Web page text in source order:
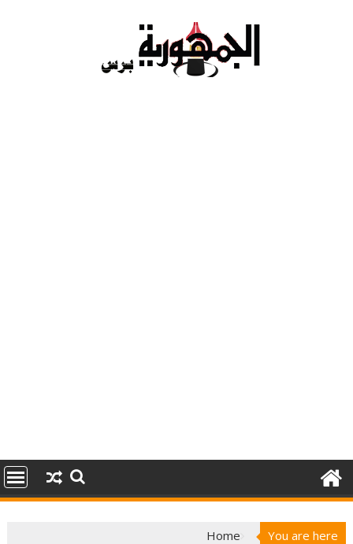
You are here
Home